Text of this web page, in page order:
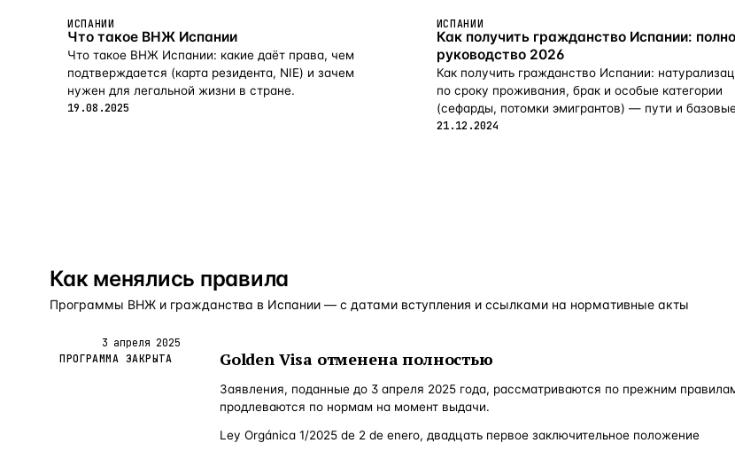
ИСПАНИИ
Что такое ВНЖ Испании
Что такое ВНЖ Испании: какие даёт права, чем
подтверждается (карта резидента, NIE) и зачем
нужен для легальной жизни в стране.
19.08.2025
ИСПАНИИ
Как получить гражданство Испании:
руководство 2026
Как получить гражданство Испании:
по сроку проживания, брак и особые категории
(сефарды, потомки эмигрантов) — пути и
требования в 2026 году.
21.12.2024
Как менялись правила
Программы ВНЖ и гражданства в Испании — с датами вступления и ссылками на нормативные акты
3 апреля 2025
ПРОГРАММА ЗАКРЫТА Golden Visa отменена полностью
Заявления, поданные до 3 апреля 2025 года, рассматриваются по прежним
продлеваются по нормам на момент выдачи.
Ley Orgánica 1/2025 de 2 de enero, двадцать первое заключительное положение